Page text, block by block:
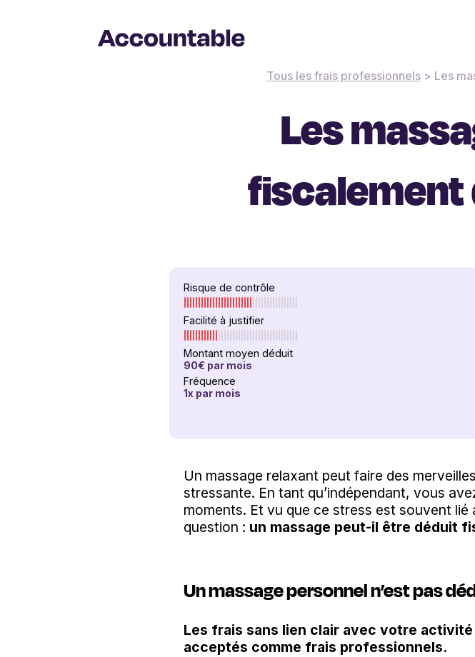
Tous les frais professionnels > Les
Les
fiscalement
Risque de contrôle
Facilité à justifier
Montant moyen déduit
90€ par mois
Fréquence
1x par mois
Un massage relaxant peut faire des
stressante. En tant qu’indépendant, vous
moments. Et vu que ce stress est souvent
question : un massage peut-il être déduit
Un massage personnel n’est pas
Les frais sans lien clair avec votre
acceptés comme frais professionnels.